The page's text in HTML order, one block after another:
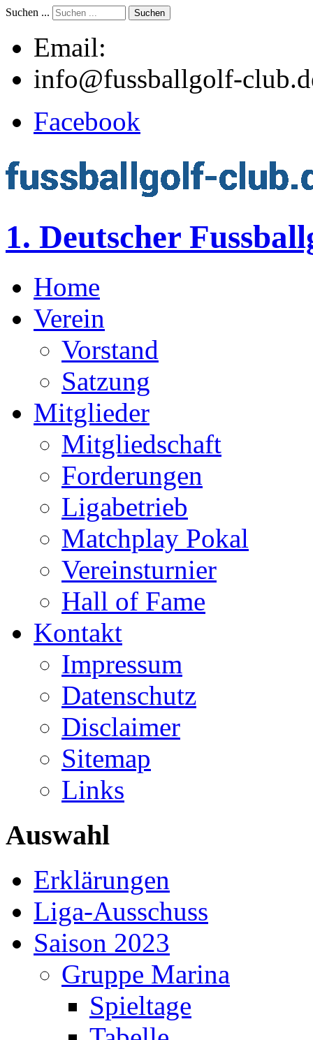
Suchen ... Suchen
Email:
info@fussballgolf-
Facebook
1. Deutscher
Home
Verein
Vorstand
Satzung
Mitglieder
Mitgliedschaft
Forderungen
Ligabetrieb
Matchplay Pokal
Vereinsturnier
Hall of Fame
Kontakt
Impressum
Datenschutz
Disclaimer
Sitemap
Links
Auswahl
Erklärungen
Liga-Ausschuss
Saison 2023
Gruppe Marina
Spieltage